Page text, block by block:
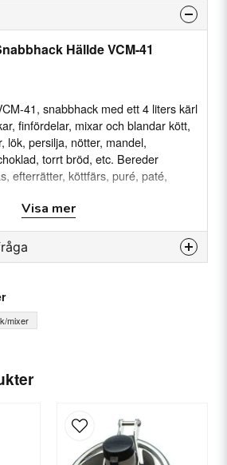
Hällde VCM-41
41, snabbhack med ett 4 liters kärl
finfördelar, mixar och blandar kött,
lök, persilja, nötter, mandel,
torrt bröd, etc. Bereder
efterrätter, köttfärs, puré, paté,
60 Hz, 1-fas
Visa mer
denna produkten...
mixer